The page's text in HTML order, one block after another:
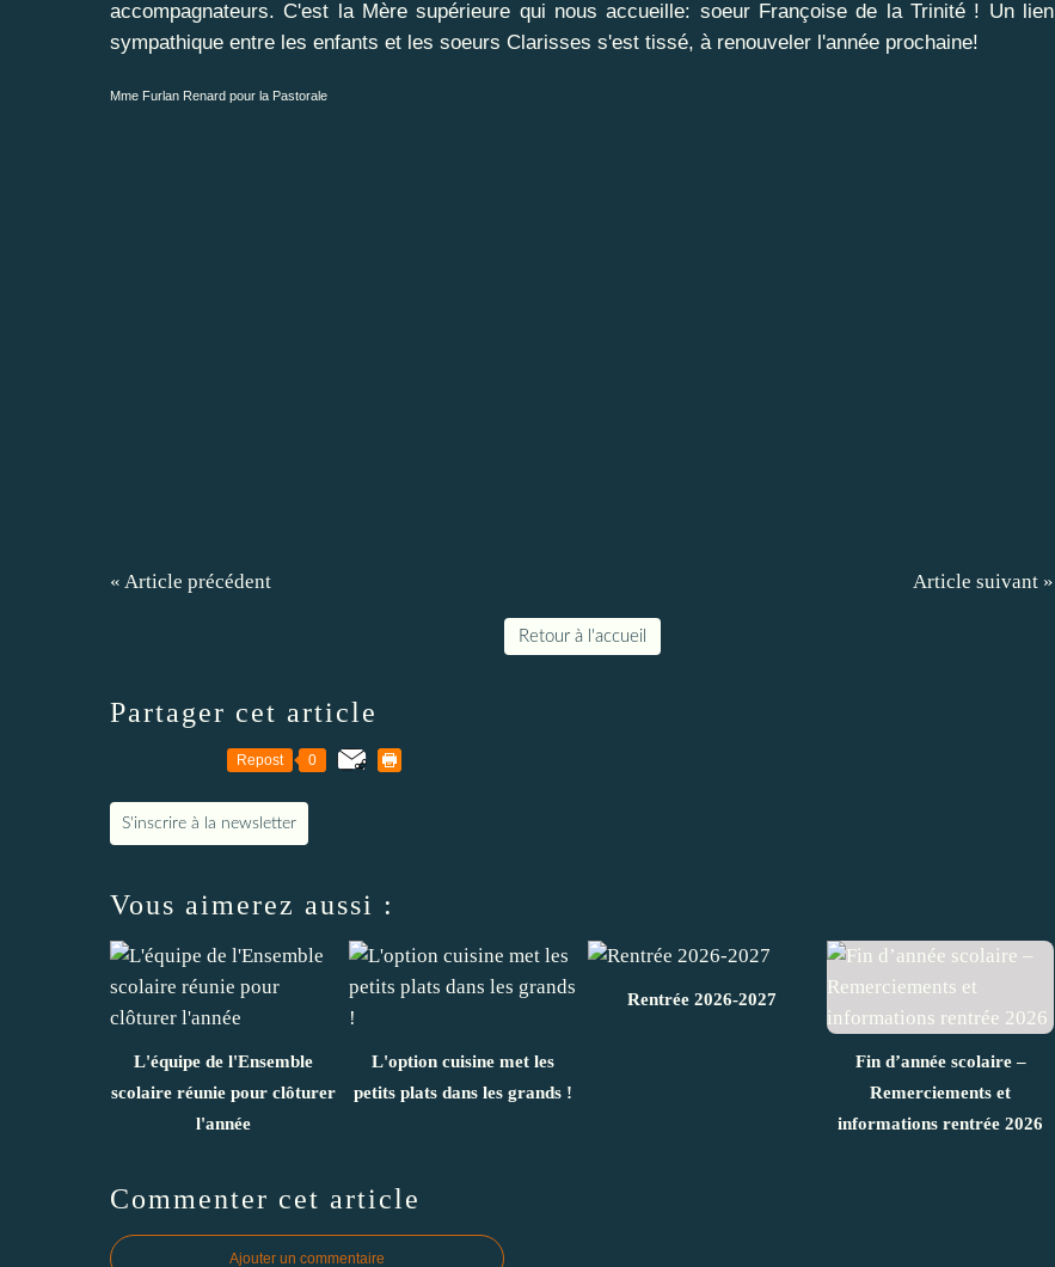
accompagnateurs. C'est la Mère supérieure qui nous accueille: soeur Françoise de la Trinité ! Un lien
sympathique entre les enfants et les soeurs Clarisses s'est tissé, à renouveler l'année prochaine!
Mme Furlan Renard pour la Pastorale
« Article précédent Article suivant »
Retour à l'accueil
Partager cet article
Repost 0
S'inscrire à la newsletter
Vous aimerez aussi :
L'équipe de l'Ensemble
scolaire réunie pour clôturer
l'année
L'option cuisine met les
petits plats dans les grands !
Rentrée 2026-2027
Fin d’année scolaire –
Remerciements et
informations rentrée 2026
Commenter cet article
Ajouter un commentaire